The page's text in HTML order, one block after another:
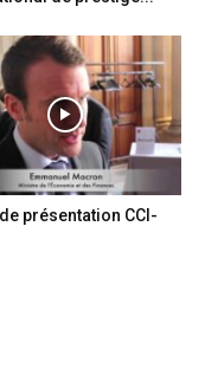
présentation CCI-